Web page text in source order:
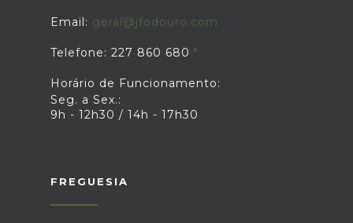
Email: geral@jfodouro.com
Telefone: 227 860 680
Horário de Funcionamento:
Seg. a Sex.:
9h - 12h30 / 14h - 17h30
FREGUESIA